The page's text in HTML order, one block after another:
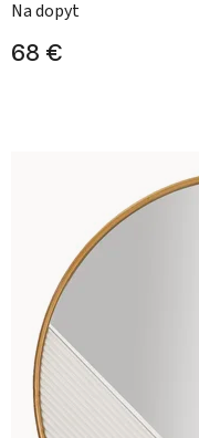
Na dopyt
68 €